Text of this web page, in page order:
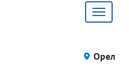
Toggle
Орел